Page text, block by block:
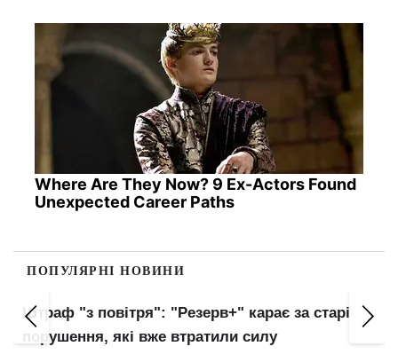
Where Are They Now? 9 Ex-Actors Found
Unexpected Career Paths
ПОПУЛЯРНІ НОВИНИ
Штраф "з повітря": "Резерв+" карає за старі
порушення, які вже втратили силу